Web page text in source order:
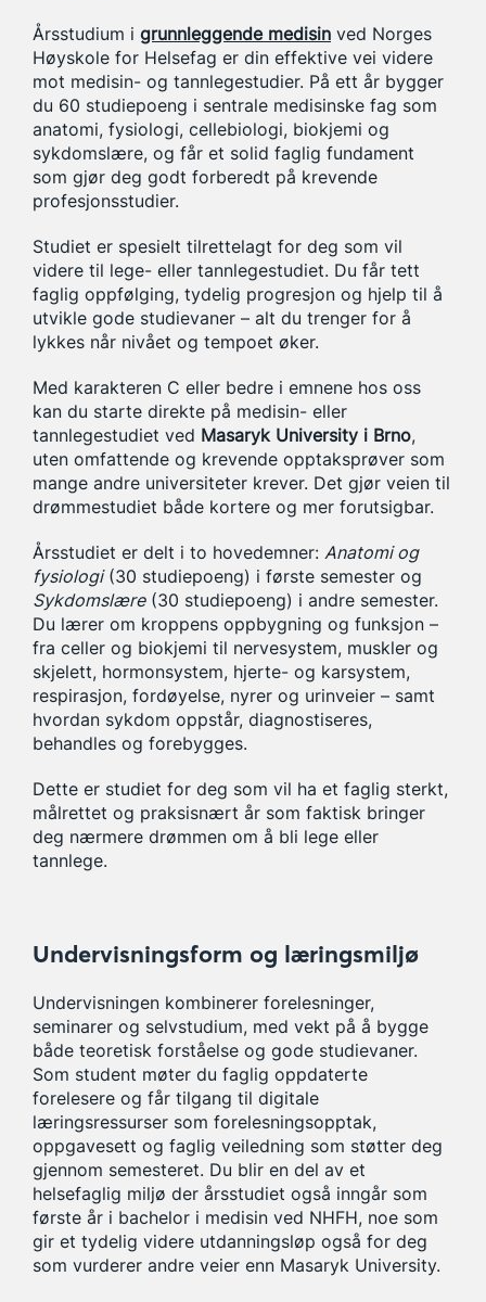
Årsstudium i grunnleggende medisin ved Norges
Høyskole for Helsefag er din effektive vei videre
mot medisin- og tannlegestudier. På ett år bygger
du 60 studiepoeng i sentrale medisinske fag som
anatomi, fysiologi, cellebiologi, biokjemi og
sykdomslære, og får et solid faglig fundament
som gjør deg godt forberedt på krevende
profesjonsstudier.
Studiet er spesielt tilrettelagt for deg som vil
videre til lege- eller tannlegestudiet. Du får tett
faglig oppfølging, tydelig progresjon og hjelp til å
utvikle gode studievaner – alt du trenger for å
lykkes når nivået og tempoet øker.
Med karakteren C eller bedre i emnene hos oss
kan du starte direkte på medisin- eller
tannlegestudiet ved Masaryk University i Brno,
uten omfattende og krevende opptaksprøver som
mange andre universiteter krever. Det gjør veien til
drømmestudiet både kortere og mer forutsigbar.
Årsstudiet er delt i to hovedemner: Anatomi og
fysiologi(30 studiepoeng) i første semester og
Sykdomslære(30 studiepoeng) i andre semester.
Du lærer om kroppens oppbygning og funksjon –
fra celler og biokjemi til nervesystem, muskler og
skjelett, hormonsystem, hjerte- og karsystem,
respirasjon, fordøyelse, nyrer og urinveier – samt
hvordan sykdom oppstår, diagnostiseres,
behandles og forebygges.
Dette er studiet for deg som vil ha et faglig sterkt,
målrettet og praksisnært år som faktisk bringer
deg nærmere drømmen om å bli lege eller
tannlege.
Undervisningsform og læringsmiljø
Undervisningen kombinerer forelesninger,
seminarer og selvstudium, med vekt på å bygge
både teoretisk forståelse og gode studievaner.
Som student møter du faglig oppdaterte
forelesere og får tilgang til digitale
læringsressurser som forelesningsopptak,
oppgavesett og faglig veiledning som støtter deg
gjennom semesteret. Du blir en del av et
helsefaglig miljø der årsstudiet også inngår som
første år i bachelor i medisin ved NHFH, noe som
gir et tydelig videre utdanningsløp også for deg
som vurderer andre veier enn Masaryk University.